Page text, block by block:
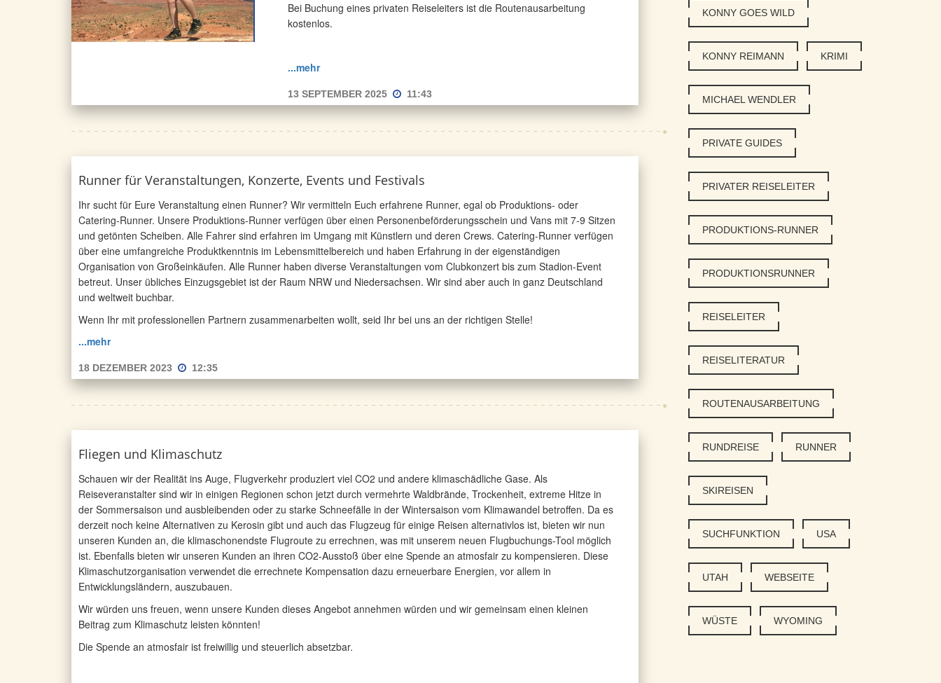
Bei Buchung eines privaten Reiseleiters ist die Routenausarbeitung
kostenlos.
...mehr
13 SEPTEMBER 2025 11:43
Runner für Veranstaltungen, Konzerte, Events und Festivals
Ihr sucht für Eure Veranstaltung einen Runner? Wir vermitteln Euch erfahrene Runner, egal ob Produktions- oder
Catering-Runner. Unsere Produktions-Runner verfügen über einen Personenbeförderungsschein und Vans mit 7-9 Sitzen
und getönten Scheiben. Alle Fahrer sind erfahren im Umgang mit Künstlern und deren Crews. Catering-Runner verfügen
über eine umfangreiche Produktkenntnis im Lebensmittelbereich und haben Erfahrung in der eigenständigen
Organisation von Großeinkäufen. Alle Runner haben diverse Veranstaltungen vom Clubkonzert bis zum Stadion-Event
betreut. Unser übliches Einzugsgebiet ist der Raum NRW und Niedersachsen. Wir sind aber auch in ganz Deutschland
und weltweit buchbar.
Wenn Ihr mit professionellen Partnern zusammenarbeiten wollt, seid Ihr bei uns an der richtigen Stelle!
...mehr
18 DEZEMBER 2023 12:35
Fliegen und Klimaschutz
Schauen wir der Realität ins Auge, Flugverkehr produziert viel CO2 und andere klimaschädliche Gase. Als
Reiseveranstalter sind wir in einigen Regionen schon jetzt durch vermehrte Waldbrände, Trockenheit, extreme Hitze in
der Sommersaison und ausbleibenden oder zu starke Schneefälle in der Wintersaison vom Klimawandel betroffen. Da es
derzeit noch keine Alternativen zu Kerosin gibt und auch das Flugzeug für einige Reisen alternativlos ist, bieten wir nun
unseren Kunden an, die klimaschonendste Flugroute zu errechnen, was mit unserem neuen Flugbuchungs-Tool möglich
ist. Ebenfalls bieten wir unseren Kunden an ihren CO2-Ausstoß über eine Spende an atmosfair zu kompensieren. Diese
Klimaschutzorganisation verwendet die errechnete Kompensation dazu erneuerbare Energien, vor allem in
Entwicklungsländern, auszubauen.
Wir würden uns freuen, wenn unsere Kunden dieses Angebot annehmen würden und wir gemeinsam einen kleinen
Beitrag zum Klimaschutz leisten könnten!
Die Spende an atmosfair ist freiwillig und steuerlich absetzbar.
KONNY GOES WILD
KONNY REIMANN KRIMI
MICHAEL WENDLER
PRIVATE GUIDES
PRIVATER REISELEITER
PRODUKTIONS-RUNNER
PRODUKTIONSRUNNER
REISELEITER
REISELITERATUR
ROUTENAUSARBEITUNG
RUNDREISE RUNNER
SKIREISEN
SUCHFUNKTION USA
UTAH WEBSEITE
WÜSTE WYOMING